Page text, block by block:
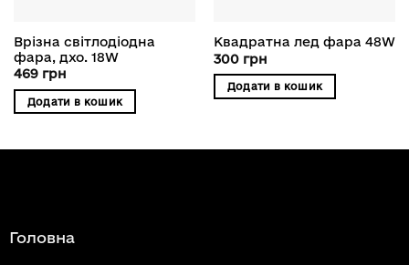
Врізна світлодіодна
фара, дхо. 18W
469 грн
Додати в кошик
Квадратна лед фара 48W
300 грн
Додати в кошик
Головна